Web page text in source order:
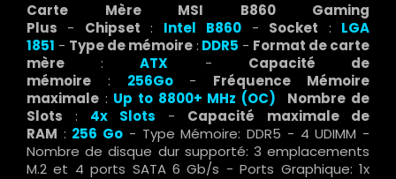
Carte Mère MSI B860 Gaming
Plus - Chipset : Intel B860- Socket :
LGA
1851 - Type de mémoire: DDR5 - Format de carte
mère :ATX - Capacité de
mémoire : 256Go - Fréquence Mémoire
maximale : Up to 8800+ MHz (OC)
Nombre de
Slots : 4x Slots - Capacité maximale de
RAM : 256 Go - Type Mémoire: DDR5 - 4 UDIMM -
Nombre de disque dur supporté: 3 emplacements
M.2 et 4 ports SATA 6 Gb/s - Ports Graphique: 1x